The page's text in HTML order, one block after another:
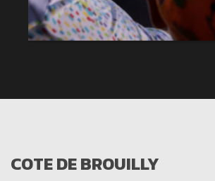
COTE DE BROUILLY